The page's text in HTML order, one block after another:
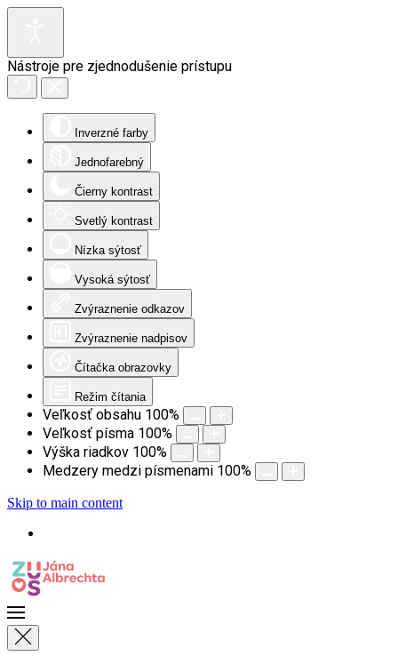
Nástroje pre zjednodušenie prístupu
Inverzné farby
Jednofarebný
Čierny kontrast
Svetlý kontrast
Nízka sýtosť
Vysoká sýtosť
Zvýraznenie odkazov
Zvýraznenie nadpisov
Čítačka obrazovky
Režim čítania
Veľkosť obsahu 100%
Veľkosť písma 100%
Výška riadkov 100%
Medzery medzi písmenami 100%
Skip to main content